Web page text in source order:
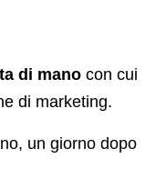
di mano con cui
di marketing.
un giorno dopo